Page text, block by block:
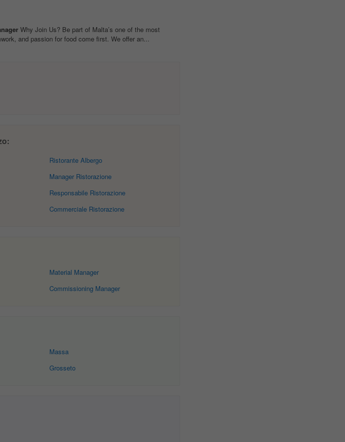
Why Join Us? Be part of Malta’s one of the most
and passion for food come first. We offer an...
Ristorante Albergo
Manager Ristorazione
Responsabile Ristorazione
Commerciale Ristorazione
Material Manager
Commissioning Manager
Massa
Grosseto